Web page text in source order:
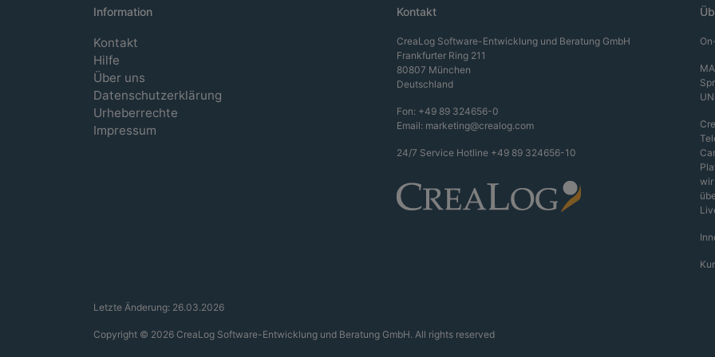
Information
Kontakt
Hilfe
Über uns
Datenschutzerklärung
Urheberrechte
Impressum
Kontakt
CreaLog Software-Entwicklung und Beratung GmbH
Frankfurter Ring 211
80807 München
Deutschland
Fon: +49 89 324656-0
Email: marketing@crealog.com
24/7 Service Hotline +49 89 324656-10
wir
Letzte Änderung: 26.03.2026
Copyright © 2026 CreaLog Software-Entwicklung und Beratung GmbH. All rights reserved